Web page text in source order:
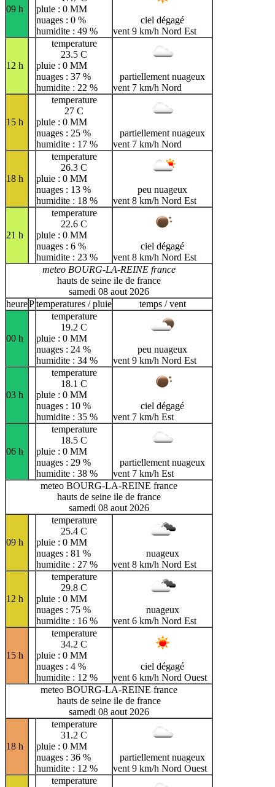
09 h
pluie : 0 MM
nuages : 0 %
humidite : 49 %
ciel dégagé
vent 9 km/h Nord Est
12 h
temperature
23.5 C
pluie : 0 MM
nuages : 37 %
humidite : 22 %
partiellement nuageux
vent 7 km/h Nord
15 h
temperature
27 C
pluie : 0 MM
nuages : 25 %
humidite : 17 %
partiellement nuageux
vent 7 km/h Nord
18 h
temperature
26.3 C
pluie : 0 MM
nuages : 13 %
humidite : 18 %
peu nuageux
vent 8 km/h Nord Est
21 h
temperature
22.6 C
pluie : 0 MM
nuages : 6 %
humidite : 23 %
ciel dégagé
vent 8 km/h Nord Est
meteo BOURG-LA-REINE france
hauts de seine ile de france
samedi 08 aout 2026
heurePtemperatures / pluie temps / vent
00 h
temperature
19.2 C
pluie : 0 MM
nuages : 24 %
humidite : 34 %
peu nuageux
vent 9 km/h Nord Est
03 h
temperature
18.1 C
pluie : 0 MM
nuages : 10 %
humidite : 35 %
ciel dégagé
vent 7 km/h Est
06 h
temperature
18.5 C
pluie : 0 MM
nuages : 29 %
humidite : 38 %
partiellement nuageux
vent 7 km/h Est
meteo BOURG-LA-REINE france
hauts de seine ile de france
samedi 08 aout 2026
09 h
temperature
25.4 C
pluie : 0 MM
nuages : 81 %
humidite : 27 %
nuageux
vent 8 km/h Nord Est
12 h
temperature
29.8 C
pluie : 0 MM
nuages : 75 %
humidite : 16 %
nuageux
vent 6 km/h Nord Est
15 h
temperature
34.2 C
pluie : 0 MM
nuages : 4 %
humidite : 12 %
ciel dégagé
vent 6 km/h Nord Ouest
meteo BOURG-LA-REINE france
hauts de seine ile de france
samedi 08 aout 2026
18 h
temperature
31.2 C
pluie : 0 MM
nuages : 36 %
humidite : 12 %
partiellement nuageux
vent 9 km/h Nord Ouest
temperature